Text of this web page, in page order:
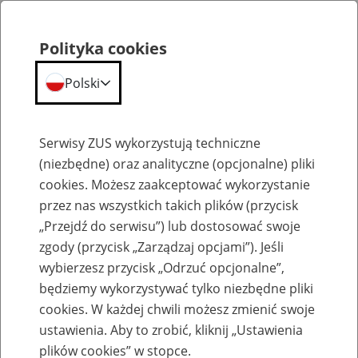
Emerytury
Baza zlikwidowanych lub
przekształconych zakładów pracy
Polityka cookies
Polski
Serwisy ZUS wykorzystują techniczne
(niezbędne) oraz analityczne (opcjonalne) pliki
cookies. Możesz zaakceptować wykorzystanie
przez nas wszystkich takich plików (przycisk
„Przejdź do serwisu”) lub dostosować swoje
zgody (przycisk „Zarządzaj opcjami”). Jeśli
wybierzesz przycisk „Odrzuć opcjonalne”,
będziemy wykorzystywać tylko niezbędne pliki
cookies. W każdej chwili możesz zmienić swoje
ustawienia. Aby to zrobić, kliknij „Ustawienia
plików cookies” w stopce.